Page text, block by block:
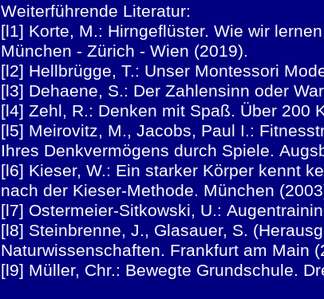
Weiterführende Literatur:
[l1] Korte, M.: Hirngeflüster. Wie wir
München - Zürich - Wien (2019).
[l2] Hellbrügge, T.: Unser Montessori
[l3] Dehaene, S.: Der Zahlensinn oder
[l4] Zehl, R.: Denken mit Spaß. Über 200
[l5] Meirovitz, M., Jacobs, Paul I.:
Ihres Denkvermögens durch Spiele.
[l6] Kieser, W.: Ein starker Körper kennt
nach der Kieser-Methode. München
[l7] Ostermeier-Sitkowski, U.:
[l8] Steinbrenne, J., Glasauer, S.
Naturwissenschaften. Frankfurt am Main
[l9] Müller, Chr.: Bewegte Grundschule.